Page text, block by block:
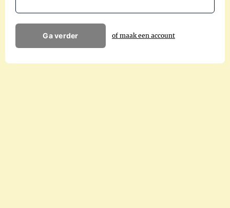
Ga verder of maak een account